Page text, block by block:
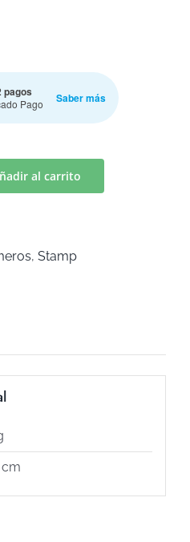
pagos
Pago Saber más
al carrito
, Stamp
cm